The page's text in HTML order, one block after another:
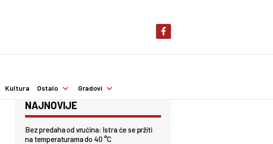
Kultura Ostalo Gradovi
NAJNOVIJE
Bez predaha od vrućina: Istra će se pržiti
na temperaturama do 40 °C